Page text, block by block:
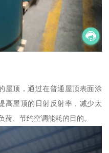
屋顶，通过在普通屋顶表面涂
高屋顶的日射反射率，减少太
荷、节约空调能耗的目的。